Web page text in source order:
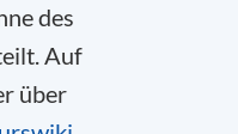
des
Auf
über